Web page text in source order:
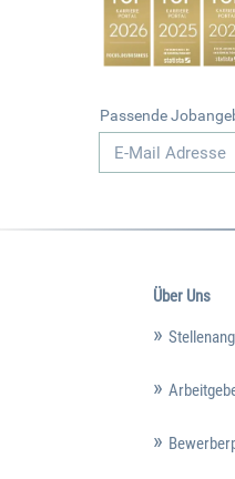
Passende
Über Uns